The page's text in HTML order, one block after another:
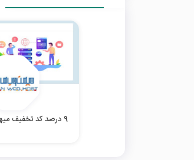
9 درصد کد تخفیف میهن وب هاست